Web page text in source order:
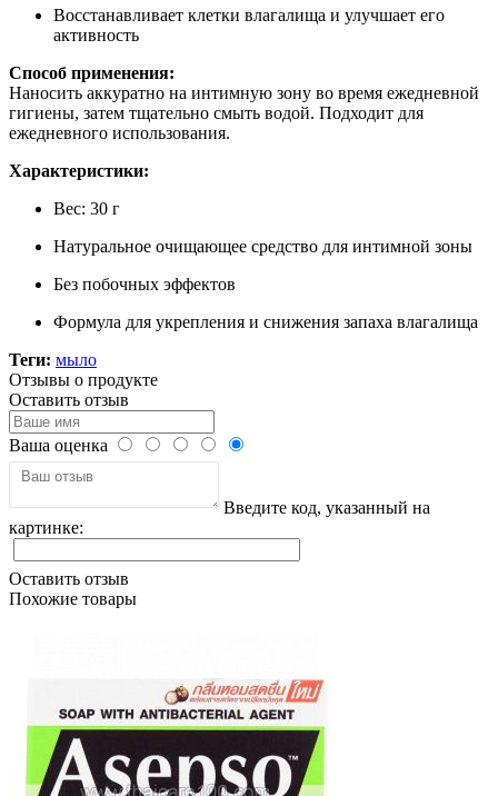
Восстанавливает клетки влагалища и улучшает его
активность
Способ применения:
Наносить аккуратно на интимную зону во время ежедневной
гигиены, затем тщательно смыть водой. Подходит для
ежедневного использования.
Характеристики:
Вес: 30 г
Натуральное очищающее средство для интимной зоны
Без побочных эффектов
Формула для укрепления и снижения запаха влагалища
Теги: мыло
Отзывы о продукте
Оставить отзыв
Ваша оценка
Введите код, указанный на
картинке:
Оставить отзыв
Похожие товары